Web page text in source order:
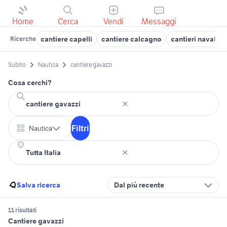
Home Cerca Vendi Messaggi
Ricerche cantiere capelli cantiere calcagno cantieri navali
Subito Nautica cantiere gavazzi
Cosa cerchi?
Nautica Filtri
Salva ricerca Dal più recente
11 risultati
Cantiere gavazzi